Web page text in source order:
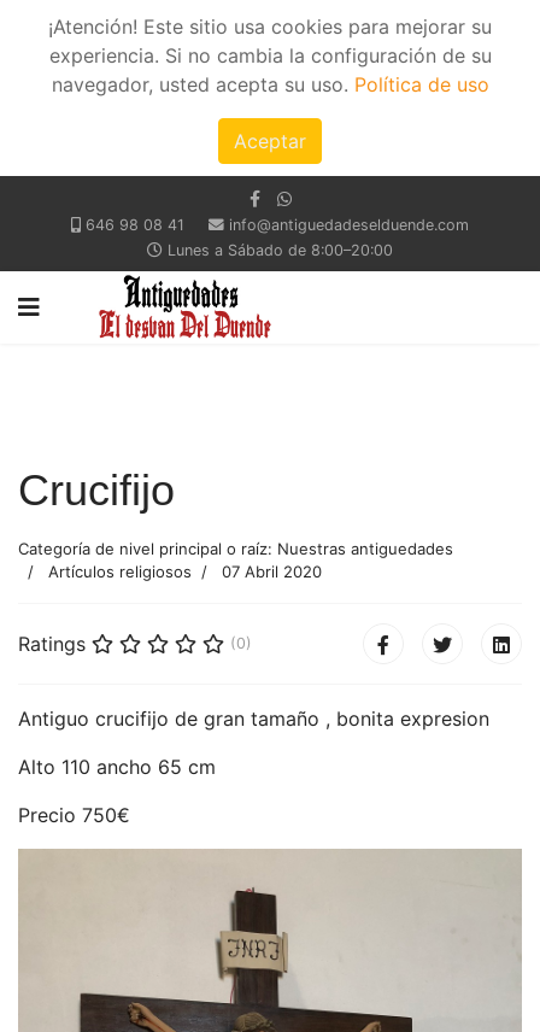
¡Atención! Este sitio usa cookies para mejorar su
experiencia. Si no cambia la configuración de su
navegador, usted acepta su uso. Política de uso
Aceptar
646 98 08 41
info@antiguedadeselduende.com
Lunes a Sábado de 8:00–20:00
Crucifijo
Categoría de nivel principal o raíz: Nuestras antiguedades
Artículos religiosos
07 Abril 2020
Ratings (0)
Antiguo crucifijo de gran tamaño , bonita expresion
Alto 110 ancho 65 cm
Precio 750€